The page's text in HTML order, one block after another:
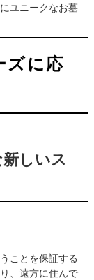
ユニークなお墓
ことを保証する
、遠方に住んで